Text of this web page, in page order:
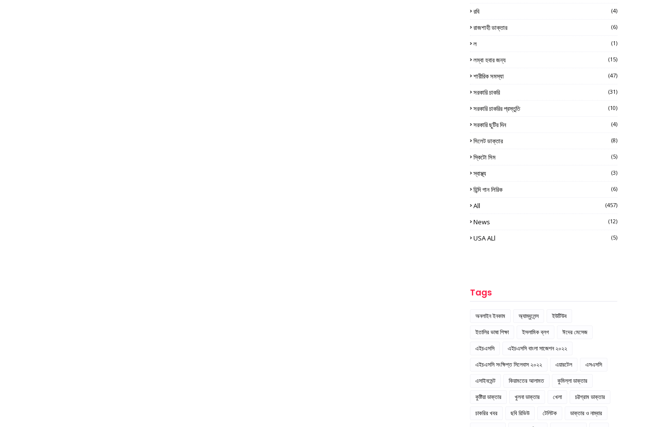
রবি (4)
রাজশাহী ডাক্তার (6)
ল (1)
লম্বা হবার জন্য (15)
শারীরিক সমস্যা (47)
সরকারি চাকরি (31)
সরকারি চাকরির প্রস্তুতি (10)
সরকারি ছুটির দিন (4)
সিলেট ডাক্তার (8)
স্কিটো সিম (5)
স্বাস্থ্য (3)
হিন্দি গান লিরিক (6)
All (457)
News (12)
USA ALl (5)
Tags
অনলাইন ইনকাম অ্যাম্বুলেন্স
ইউটিউব
ইতালির ভাষা শিক্ষা
ইসলামিক ব্লগ
ঈদের মেসেজ
এইচএসসি
এইচএসসি বাংলা সাজেশন ২০২২
এইচএসসি সংক্ষিপ্ত সিলেবাস ২০২২
এয়ারটেল
এসএসসি
এসাইনমেন্ট
কিয়ামতের আলামত
কুমিল্লা ডাক্তার
কুষ্টিয়া ডাক্তার
খুলনা ডাক্তার খেলা
চট্টগ্রাম ডাক্তার
চাকরির খবর
ছবি রিভিউ টেলিটক
ডাক্তার ও নাম্বার